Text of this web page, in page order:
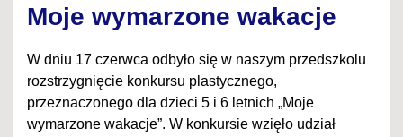
Moje wymarzone wakacje
W dniu 17 czerwca odbyło się w naszym przedszkolu
rozstrzygnięcie konkursu plastycznego,
przeznaczonego dla dzieci 5 i 6 letnich „Moje
wymarzone wakacje”. W konkursie wzięło udział